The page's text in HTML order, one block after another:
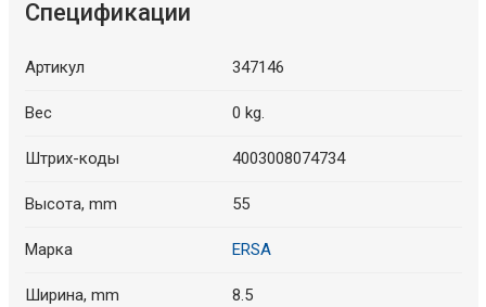
Спецификации
Артикул 347146
Вес 0 kg.
Штрих-коды 4003008074734
Высота, mm 55
Марка ERSA
Ширина, mm 8.5